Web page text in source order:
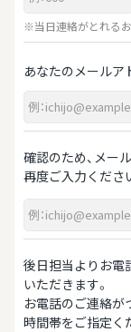
※当日連絡がとれる
あなたのメールア
確認のため、メー
再度ご入力くださ
後日担当よりお電
いただきます。
お電話のご連絡が
時間帯をご指定く